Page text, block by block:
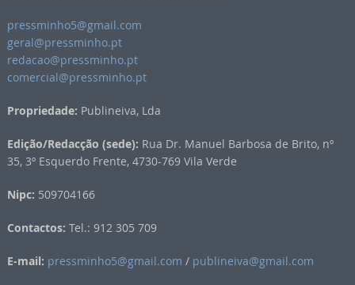
pressminho5@gmail.com
geral@pressminho.pt
redacao@pressminho.pt
comercial@pressminho.pt
Propriedade: Publineiva, Lda
Edição/Redacção (sede): Rua Dr. Manuel Barbosa de Brito, nº
35, 3º Esquerdo Frente, 4730-769 Vila Verde
Nipc: 509704166
Contactos: Tel.: 912 305 709
E-mail: pressminho5@gmail.com / publineiva@gmail.com